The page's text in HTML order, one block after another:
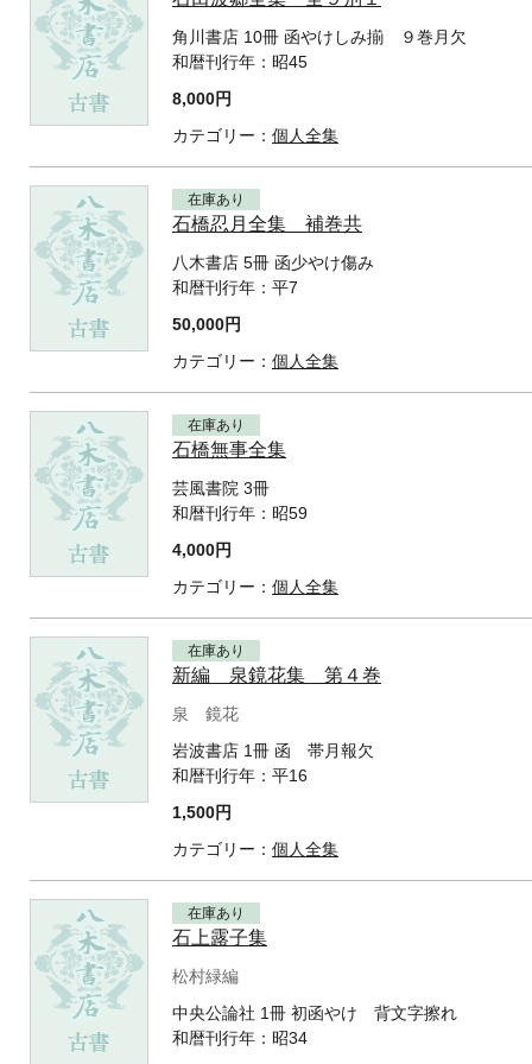
角川書店 10冊 函やけしみ揃 ９巻月欠
和暦刊行年： 昭45
8,000円
カテゴリー： 個人全集
在庫あり
石橋忍月全集 補巻共
八木書店 5冊 函少やけ傷み
和暦刊行年： 平7
50,000円
カテゴリー： 個人全集
在庫あり
石橋無事全集
芸風書院 3冊
和暦刊行年： 昭59
4,000円
カテゴリー： 個人全集
在庫あり
新編 泉鏡花集 第４巻
泉 鏡花
岩波書店 1冊 函 帯月報欠
和暦刊行年： 平16
1,500円
カテゴリー： 個人全集
在庫あり
石上露子集
松村緑編
中央公論社 1冊 初函やけ 背文字擦れ
和暦刊行年： 昭34